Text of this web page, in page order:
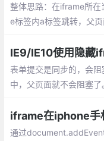
整体思路：在iframe所
e标签内a标签跳转，父
IE9/IE10使用隐藏
表单提交是同步的，会
中，父页面就不会阻塞
script脚本作为http响应
iframe在iphone手
通过